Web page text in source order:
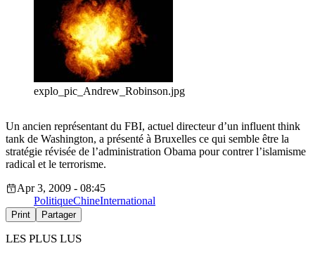
explo_pic_Andrew_Robinson.jpg
Un ancien représentant du FBI, actuel directeur d’un influent think
tank de Washington, a présenté à Bruxelles ce qui semble être la
stratégie révisée de l’administration Obama pour contrer l’islamisme
radical et le terrorisme.
Apr 3, 2009 - 08:45
PolitiqueChineInternational
Print Partager
LES PLUS LUS